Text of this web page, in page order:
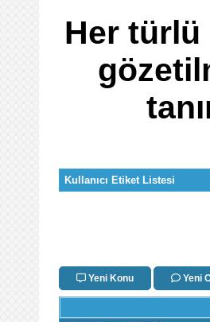
Her türlü
Kullanıcı Etiket Listesi
Yeni Konu Yeni